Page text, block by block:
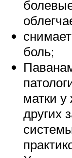
боль;
матки
других